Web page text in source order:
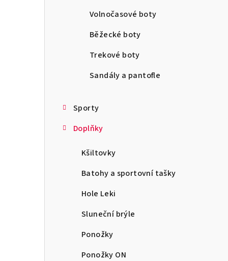
Volnočasové boty
Běžecké boty
Trekové boty
Sandály a pantofle
Sporty
Doplňky
Kšiltovky
Batohy a sportovní tašky
Hole Leki
Sluneční brýle
Ponožky
Ponožky ON